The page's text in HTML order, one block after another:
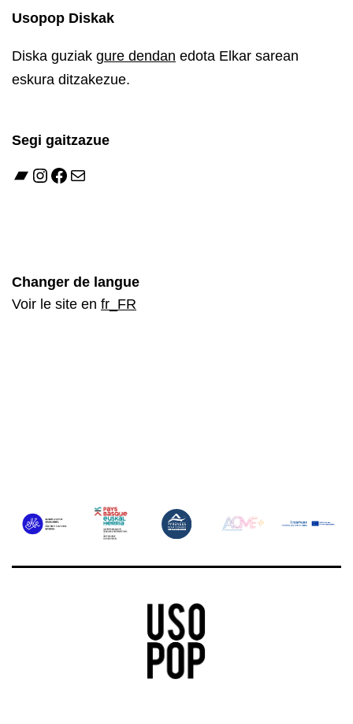
Usopop Diskak
Diska guziak gure dendan edota Elkar sarean
eskura ditzakezue.
Segi gaitzazue
Changer de langue
Voir le site en fr_FR